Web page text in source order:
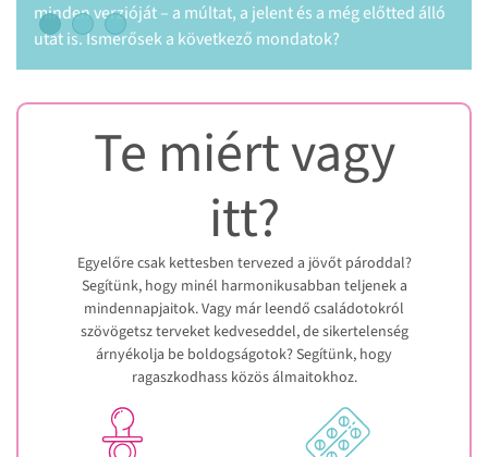
még előtted álló
Te miért vagy
itt?
Egyelőre csak kettesben tervezed a jövőt pároddal?
Segítünk, hogy minél harmonikusabban teljenek a
mindennapjaitok. Vagy már leendő családotokról
szövögetsz terveket kedveseddel, de sikertelenség
árnyékolja be boldogságotok? Segítünk, hogy
ragaszkodhass közös álmaitokhoz.